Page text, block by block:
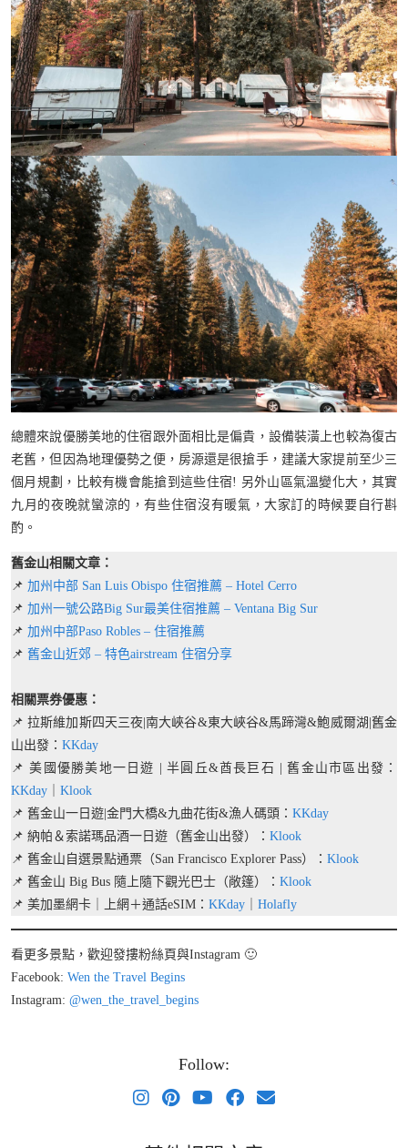
總體來說優勝美地的住宿跟外面相比是偏貴，設備裝潢上也較為復古
老舊，但因為地理優勢之便，房源還是很搶手，建議大家提前至少三
個月規劃，比較有機會能搶到這些住宿! 另外山區氣溫變化大，其實
九月的夜晚就蠻涼的，有些住宿沒有暖氣，大家訂的時候要自行斟
酌。
舊金山相關文章：
📌 加州中部 San Luis Obispo 住宿推薦 – Hotel Cerro
📌 加州一號公路Big Sur最美住宿推薦 – Ventana Big Sur
📌 加州中部Paso Robles – 住宿推薦
📌 舊金山近郊 – 特色airstream 住宿分享
相關票券優惠：
📌 拉斯維加斯四天三夜|南大峽谷&東大峽谷&馬蹄灣&鮑威爾湖|舊金
山出發： KKday
📌 美國優勝美地一日遊 | 半圓丘&酋長巨石 | 舊金山市區出發：
KKday
Klook
📌 舊金山一日遊|金門大橋&九曲花街&漁人碼頭： KKday
📌 納帕＆索諾瑪品酒一日遊（舊金山出發）： Klook
📌 舊金山自選景點通票（San Francisco Explorer Pass）： Klook
📌 舊金山 Big Bus 隨上隨下觀光巴士（敞篷）： Klook
📌 美加墨網卡｜上網＋通話eSIM： KKday Holafly
看更多景點，歡迎發摟粉絲頁與Instagram 🙂
Facebook: Wen the Travel Begins
Instagram: @wen_the_travel_begins
Follow: